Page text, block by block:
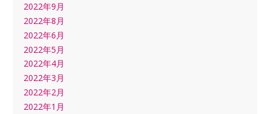
2022年9月
2022年8月
2022年6月
2022年5月
2022年4月
2022年3月
2022年2月
2022年1月